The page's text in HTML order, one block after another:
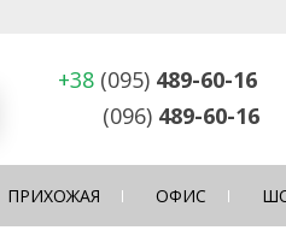
+38 (095) 489-60-16
(096) 489-60-16
ПРИХОЖАЯ ОФИС